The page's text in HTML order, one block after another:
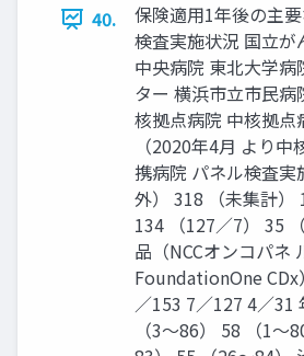
40.
保険適⽤1年後の主
検査実施状況 国⽴が
中央病院 東北⼤学病
ター 横浜市⽴市⺠病
核拠点病院 中核拠点
（2020年4⽉ より
携病院 パネル検査実
外） 318 （未集計）
134 （127／7） 35
品（NCCオンコパネ
FoundationOne CDx
／153 7／127 4／31
（3〜86） 58 （1〜